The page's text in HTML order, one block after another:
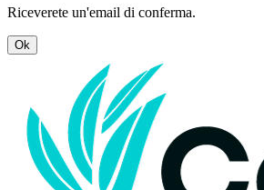
Riceverete un'email di conferma.
Ok